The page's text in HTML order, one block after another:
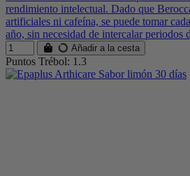
rendimiento intelectual. Dado que
artificiales ni cafeína, se puede tomar
año, sin necesidad de intercalar periodos
Añadir a la cesta
Puntos Trébol: 1.3